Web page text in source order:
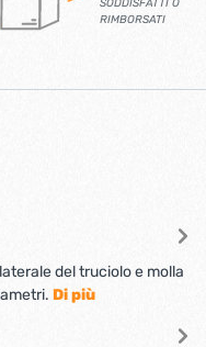
SODDISFATTI O
RIMBORSATI
del truciolo e molla
Di più